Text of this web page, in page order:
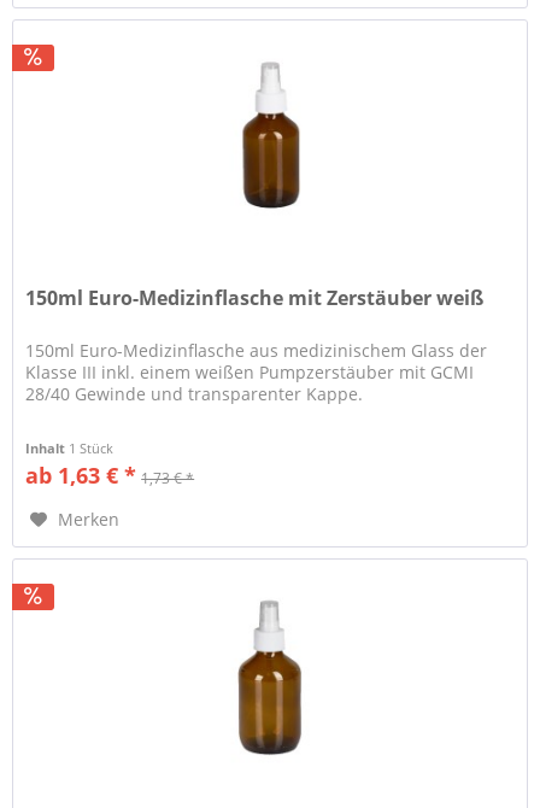
150ml Euro-Medizinflasche mit Zerstäuber weiß
150ml Euro-Medizinflasche aus medizinischem Glass der
Klasse III inkl. einem weißen Pumpzerstäuber mit GCMI
28/40 Gewinde und transparenter Kappe.
Inhalt 1 Stück
ab 1,63 € * 1,73 € *
Merken